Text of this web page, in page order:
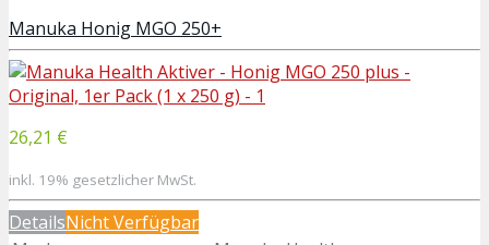
Manuka Honig MGO 250+
26,21 €
inkl. 19% gesetzlicher MwSt.
DetailsNicht Verfügbar